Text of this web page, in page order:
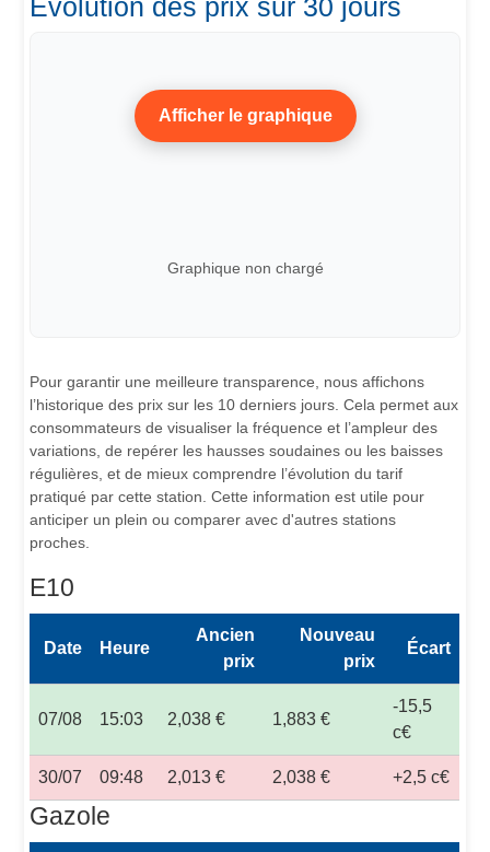
Évolution des prix sur 30 jours
Afficher le graphique
Graphique non chargé
Pour garantir une meilleure transparence, nous affichons
l’historique des prix sur les 10 derniers jours. Cela permet aux
consommateurs de visualiser la fréquence et l’ampleur des
variations, de repérer les hausses soudaines ou les baisses
régulières, et de mieux comprendre l’évolution du tarif
pratiqué par cette station. Cette information est utile pour
anticiper un plein ou comparer avec d'autres stations
proches.
E10
Date Heure
Ancien
prix
Nouveau
prix
Écart
07/08 15:03 2,038 € 1,883 €
-15,5
c€
30/07 09:48 2,013 € 2,038 € +2,5 c€
Gazole